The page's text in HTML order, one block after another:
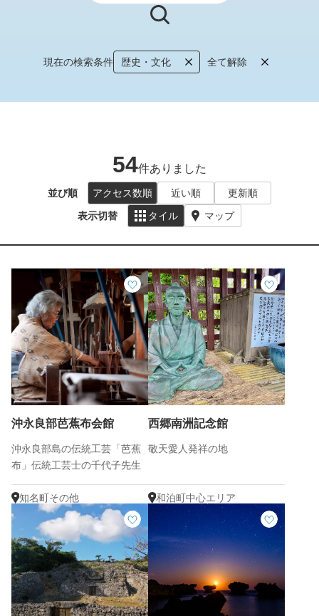
現在の検索条件 歴史・文化 全て解除
54件ありました
並び順 アクセス数順 近い順
更新順
表示切替
タイル マップ
沖永良部芭蕉布会館
沖永良部島の伝統工芸「芭蕉
布」伝統工芸士の千代子先生
知名町その他
西郷南洲記念館
敬天愛人発祥の地
和泊町中心エリア